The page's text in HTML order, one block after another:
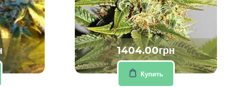
1404.00грн
Купить